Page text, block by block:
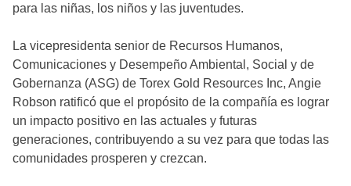
para las niñas, los niños y las juventudes.
La vicepresidenta senior de Recursos Humanos,
Comunicaciones y Desempeño Ambiental, Social y de
Gobernanza (ASG) de Torex Gold Resources Inc, Angie
Robson ratificó que el propósito de la compañía es lograr
un impacto positivo en las actuales y futuras
generaciones, contribuyendo a su vez para que todas las
comunidades prosperen y crezcan.